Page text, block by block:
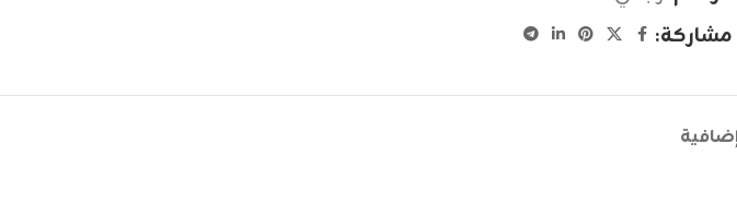
مشاركة: